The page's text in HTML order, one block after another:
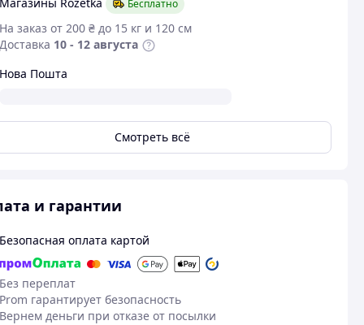
Бесплатно
На заказ от 200 ₴ до 15 кг и 120 см
Доставка 10 - 12 августа
Нова Пошта
Смотреть всё
и гарантии
Безопасная оплата картой
Без переплат
Prom гарантирует безопасность
Вернем деньги при отказе от посылки
Посмотреть все